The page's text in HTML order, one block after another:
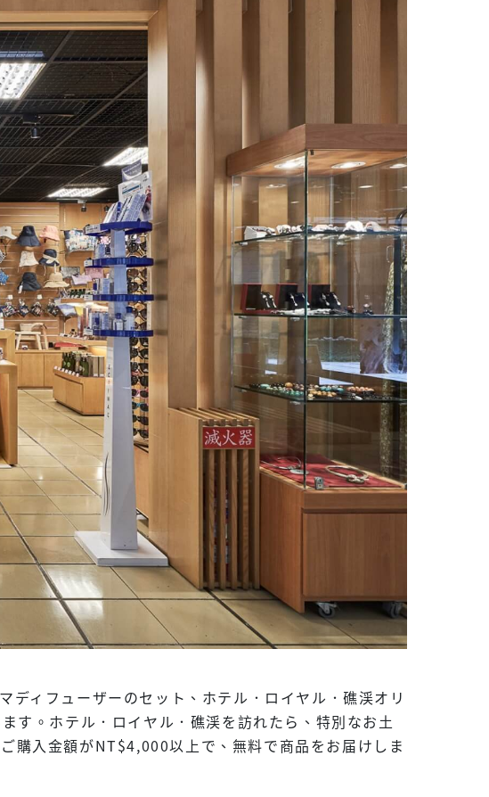
ィフューザーのセット、ホテル．ロイヤル．礁渓オリ
す。ホテル．ロイヤル．礁渓を訪れたら、特別なお土
購入金額がNT$4,000以上で、無料で商品をお届けしま